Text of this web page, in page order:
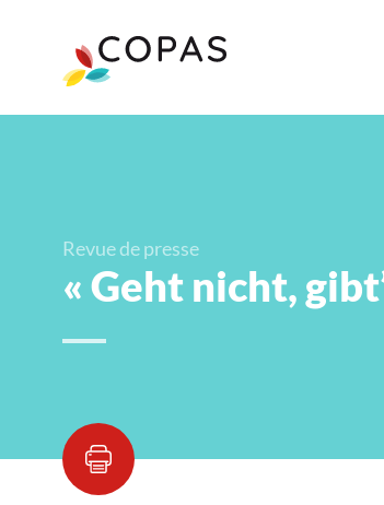
Revue de presse
« Geht nicht,